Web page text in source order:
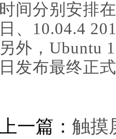
时间分别安排
日、10.04.4
另外，Ubuntu
日发布最终正
上一篇： 触摸